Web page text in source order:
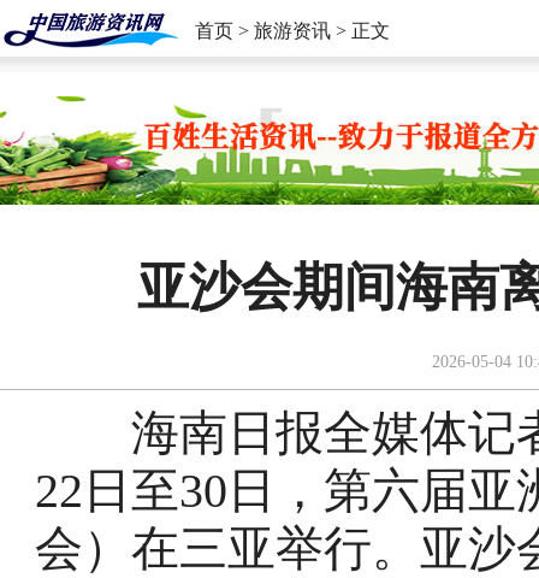
首页 > 旅游资讯 > 正文
亚沙会期间海南
2026-05-04
海南日报全媒体记
22日至30日，第六届
会）在三亚举行。亚沙